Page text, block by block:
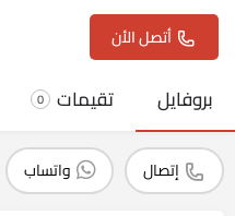
أتصل الأن
بروفايل تقيمات 0
إتصال واتساب